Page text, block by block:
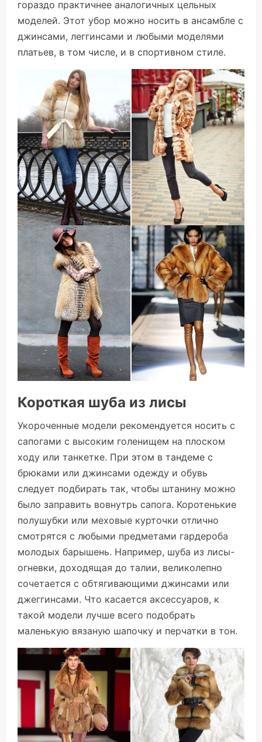
гораздо практичнее аналогичных цельных
моделей. Этот убор можно носить в ансамбле с
джинсами, леггинсами и любыми моделями
платьев, в том числе, и в спортивном стиле.
Короткая шуба из лисы
Укороченные модели рекомендуется носить с
сапогами с высоким голенищем на плоском
ходу или танкетке. При этом в тандеме с
брюками или джинсами одежду и обувь
следует подбирать так, чтобы штанину можно
было заправить вовнутрь сапога. Коротенькие
полушубки или меховые курточки отлично
смотрятся с любыми предметами гардероба
молодых барышень. Например, шуба из лисы-
огневки, доходящая до талии, великолепно
сочетается с обтягивающими джинсами или
джеггинсами. Что касается аксессуаров, к
такой модели лучше всего подобрать
маленькую вязаную шапочку и перчатки в тон.